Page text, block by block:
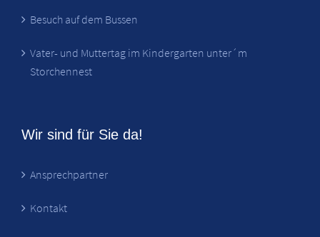
Besuch auf dem Bussen
Vater- und Muttertag im Kindergarten unter´m
Storchennest
Wir sind für Sie da!
Ansprechpartner
Kontakt